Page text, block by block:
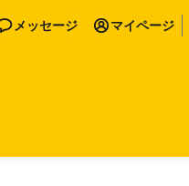
メッセージ マイページ